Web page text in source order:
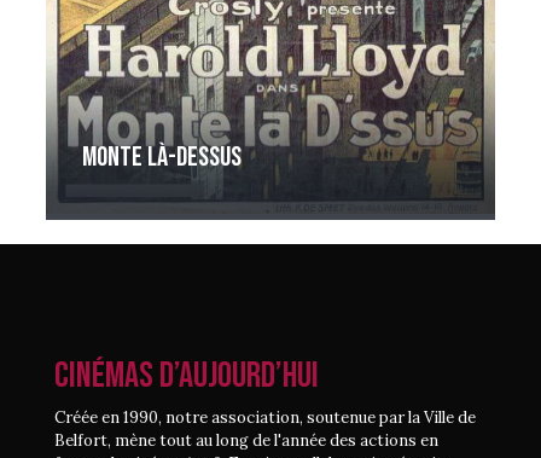
Monte là-dessus
CINÉMAS D’AUJOURD’HUI
Créée en 1990, notre association, soutenue par la Ville de
Belfort, mène tout au long de l'année des actions en